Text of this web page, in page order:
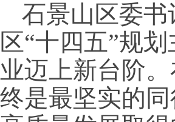
石景山区委
区“十四五”规
业迈上新台阶
终是最坚实的